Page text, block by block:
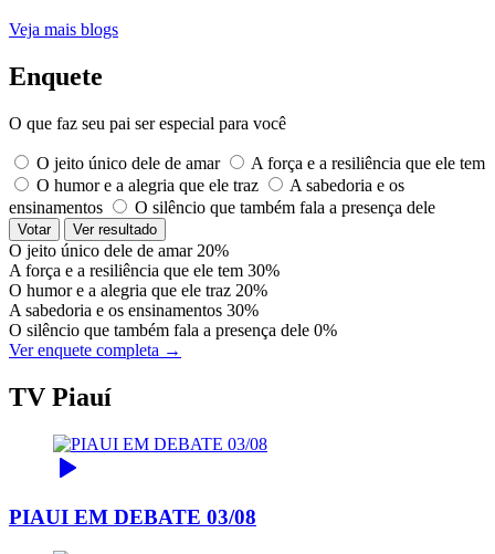
Veja mais blogs
Enquete
O que faz seu pai ser especial para você
O jeito único dele de amar
A força e a resiliência que ele tem
O humor e a alegria que ele traz
A sabedoria e os
ensinamentos
O silêncio que também fala a presença dele
Votar Ver resultado
O jeito único dele de amar 20%
A força e a resiliência que ele tem 30%
O humor e a alegria que ele traz 20%
A sabedoria e os ensinamentos 30%
O silêncio que também fala a presença dele 0%
Ver enquete completa →
TV Piauí
PIAUI EM DEBATE 03/08